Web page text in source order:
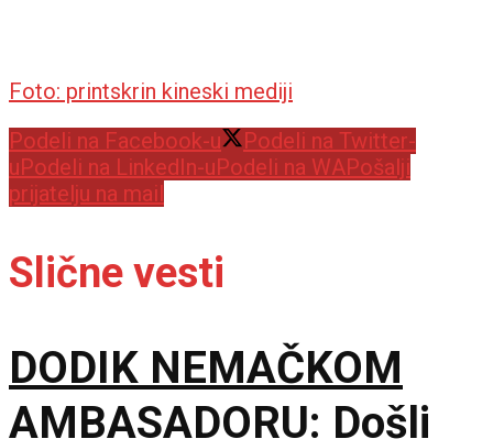
Foto: printskrin kineski mediji
Podeli na Facebook-u
Podeli na Twitter-
uPodeli na LinkedIn-uPodeli na WAPošalji
prijatelju na mail
Slične vesti
DODIK NEMAČKOM
AMBASADORU: Došli